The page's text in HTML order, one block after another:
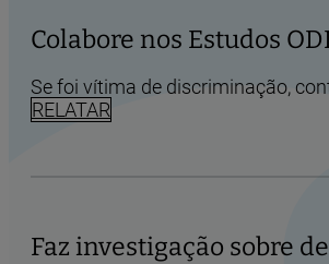
Colabore nos Estudos
Se foi vítima de discriminação,
RELATAR
Faz investigação sobre